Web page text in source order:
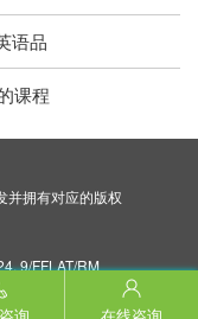
语品
课程
并拥有对应的版权
9/FFLAT/RM
713
KL